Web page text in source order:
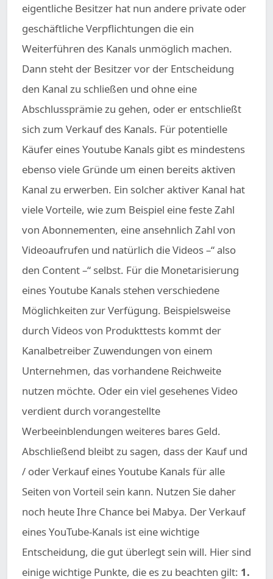
eigentliche Besitzer hat nun andere private oder
geschäftliche Verpflichtungen die ein
Weiterführen des Kanals unmöglich machen.
Dann steht der Besitzer vor der Entscheidung
den Kanal zu schließen und ohne eine
Abschlussprämie zu gehen, oder er entschließt
sich zum Verkauf des Kanals. Für potentielle
Käufer eines Youtube Kanals gibt es mindestens
ebenso viele Gründe um einen bereits aktiven
Kanal zu erwerben. Ein solcher aktiver Kanal hat
viele Vorteile, wie zum Beispiel eine feste Zahl
von Abonnementen, eine ansehnlich Zahl von
Videoaufrufen und natürlich die Videos –“ also
den Content –“ selbst. Für die Monetarisierung
eines Youtube Kanals stehen verschiedene
Möglichkeiten zur Verfügung. Beispielsweise
durch Videos von Produkttests kommt der
Kanalbetreiber Zuwendungen von einem
Unternehmen, das vorhandene Reichweite
nutzen möchte. Oder ein viel gesehenes Video
verdient durch vorangestellte
Werbeeinblendungen weiteres bares Geld.
Abschließend bleibt zu sagen, dass der Kauf und
/ oder Verkauf eines Youtube Kanals für alle
Seiten von Vorteil sein kann. Nutzen Sie daher
noch heute Ihre Chance bei Mabya. Der Verkauf
eines YouTube-Kanals ist eine wichtige
Entscheidung, die gut überlegt sein will. Hier sind
einige wichtige Punkte, die es zu beachten gilt: 1.